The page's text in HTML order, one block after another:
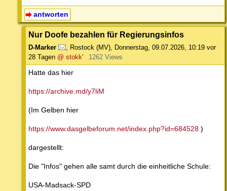
antworten
Nur Doofe bezahlen für Regierungsinfos
D-Marker , Rostock (MV), Donnerstag, 09.07.2026, 10:19 vor
28 Tagen @ stokk' 1262 Views
Hatte das hier
https://archive.md/y7liM
(Im Gelben hier
https://www.dasgelbeforum.net/index.php?id=684528 )
dargestellt:
Die "Infos" gehen alle samt durch die einheitliche Schule:
USA-Madsack-SPD